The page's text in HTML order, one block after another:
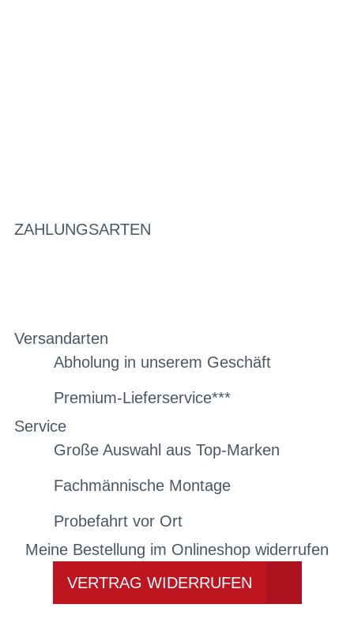
ZAHLUNGSARTEN
Versandarten
Abholung in unserem Geschäft
Premium-Lieferservice***
Service
Große Auswahl aus Top-Marken
Fachmännische Montage
Probefahrt vor Ort
Meine Bestellung im Onlineshop widerrufen
VERTRAG WIDERRUFEN